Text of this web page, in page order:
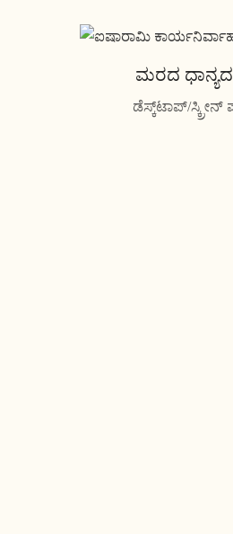
ಮರದ ಧಾನ್ಯದ
ಡೆಸ್ಕ್‌ಟಾಪ್/ಸ್ಕ್ರೀನ್